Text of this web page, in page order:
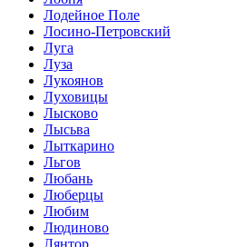
Лодейное Поле
Лосино-Петровский
Луга
Луза
Лукоянов
Луховицы
Лысково
Лысьва
Лыткарино
Льгов
Любань
Люберцы
Любим
Людиново
Лянтор